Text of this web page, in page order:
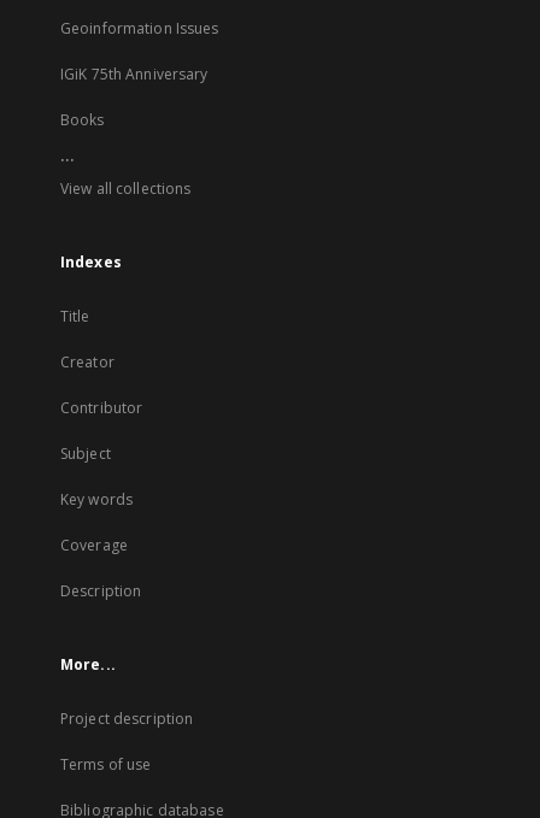
Geoinformation Issues
IGiK 75th Anniversary
Books
...
View all collections
Indexes
Title
Creator
Contributor
Subject
Key words
Coverage
Description
More...
Project description
Terms of use
Bibliographic database